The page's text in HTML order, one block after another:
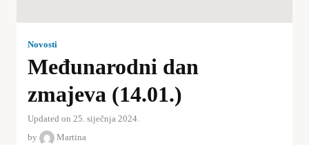
Novosti
Međunarodni dan
zmajeva (14.01.)
Updated on 25. siječnja 2024.
by
Martina